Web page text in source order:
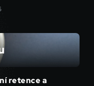
retence a